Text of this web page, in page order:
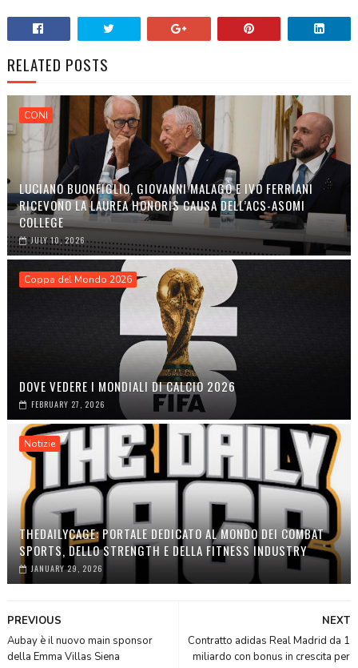
RELATED POSTS
CONI
LUCIANO BUONFIGLIO, GIOVANNI MALAGÒ E IVO FERRIANI
RICEVONO LA LAUREA HONORIS CAUSA DELL’ACS-ASOMI
COLLEGE
JULY 10, 2026
Coppa del Mondo 2026
DOVE VEDERE I MONDIALI DI CALCIO 2026
FEBRUARY 27, 2026
Notizie
THEDAILYCAGE: PORTALE DEDICATO AL MONDO DEI COMBAT
SPORTS, DELLO STRENGTH E DELLA FITNESS INDUSTRY
JANUARY 29, 2026
NEXT
Contratto adidas Real Madrid da 1
miliardo con bonus in crescita per
PREVIOUS
Aubay è il nuovo main sponsor
della Emma Villas Siena